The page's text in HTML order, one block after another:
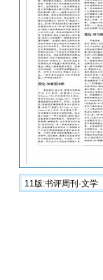
11版:书评周刊·文学